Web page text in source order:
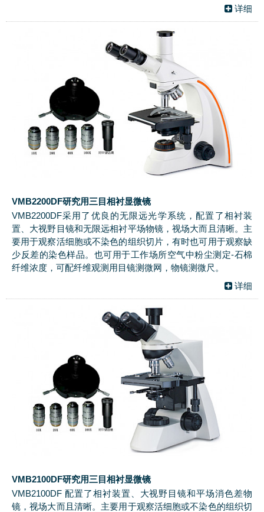
详细
VMB2200DF研究用三目相衬显微镜
VMB2200DF采用了优良的无限远光学系统，配置了相衬装
置、大视野目镜和无限远相衬平场物镜，视场大而且清晰。主
要用于观察活细胞或不染色的组织切片，有时也可用于观察缺
少反差的染色样品。也可用于工作场所空气中粉尘测定-石棉
纤维浓度，可配纤维观测用目镜测微网，物镜测微尺。
详细
VMB2100DF研究用三目相衬显微镜
VMB2100DF 配置了相衬装置、大视野目镜和平场消色差物
镜，视场大而且清晰。主要用于观察活细胞或不染色的组织切